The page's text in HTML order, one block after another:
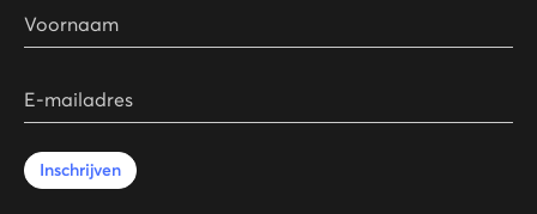
Voornaam
E-mailadres
Inschrijven